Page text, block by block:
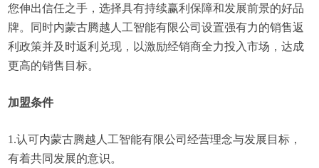
您伸出信任之手，选择具有持续赢利保障和发展前景的好品
牌。同时内蒙古腾越人工智能有限公司设置强有力的销售返
利政策并及时返利兑现，以激励经销商全力投入市场，达成
更高的销售目标。
加盟条件
1.认可内蒙古腾越人工智能有限公司经营理念与发展目标，
有着共同发展的意识。